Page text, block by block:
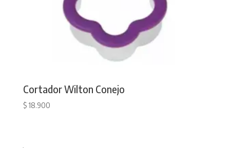
Cortador Wilton Conejo
$18.900